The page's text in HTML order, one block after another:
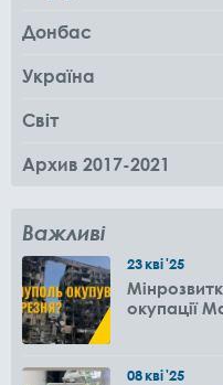
Донбас
Україна
Світ
Архив 2017-2021
Важливі
23кві'25
окупації
08кві'25